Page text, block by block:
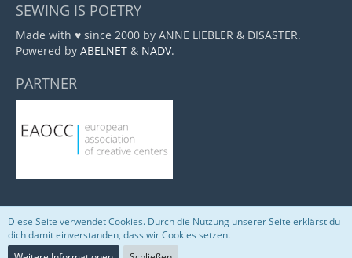
SEWING IS POETRY
Made with ♥ since 2000 by ANNE LIEBLER & DISASTER.
Powered by ABELNET & NADV.
PARTNER
Community-Software:WoltLab Suite™
Diese Seite verwendet Cookies. Durch die Nutzung unserer Seite erklärst du
dich damit einverstanden, dass wir Cookies setzen.